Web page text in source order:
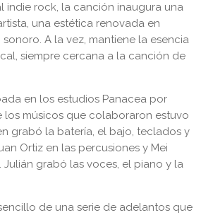
indie rock, la canción inaugura una
una estética renovada en
A la vez, mantiene la esencia
siempre cercana a la canción de
en los estudios Panacea por
los músicos que colaboraron estuvo
grabó la batería, el bajo, teclados y
Ortiz en las percusiones y Mei
Julián grabó las voces, el piano y la
de una serie de adelantos que